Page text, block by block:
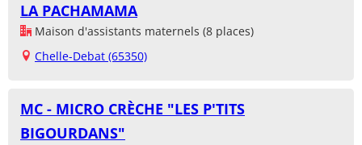
LA PACHAMAMA
Maison d'assistants maternels (8 places)
Chelle-Debat (65350)
MC - MICRO CRÈCHE "LES P'TITS
BIGOURDANS"